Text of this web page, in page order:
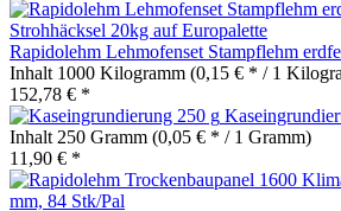
Rapidolehm Lehmofenset Stampflehm
Inhalt 1000 Kilogramm (0,15 € * / 1
152,78 € *
Inhalt250 Gramm (0,05 € * / 1 Gramm)
11,90 € *